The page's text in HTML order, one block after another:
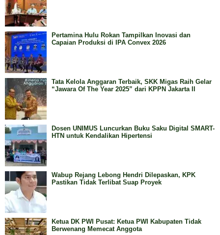
Pertamina Hulu Rokan Tampilkan Inovasi dan
Capaian Produksi di IPA Convex 2026
Tata Kelola Anggaran Terbaik, SKK Migas Raih Gelar
“Jawara Of The Year 2025” dari KPPN Jakarta II
Dosen UNIMUS Luncurkan Buku Saku Digital SMART-
HTN untuk Kendalikan Hipertensi
Wabup Rejang Lebong Hendri Dilepaskan, KPK
Pastikan Tidak Terlibat Suap Proyek
Ketua DK PWI Pusat: Ketua PWI Kabupaten Tidak
Berwenang Memecat Anggota